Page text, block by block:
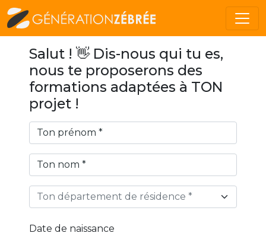
Salut ! 👋 Dis-nous qui tu es,
nous te proposerons des
formations adaptées à TON
projet !
Ton département de résidence *
Date de naissance